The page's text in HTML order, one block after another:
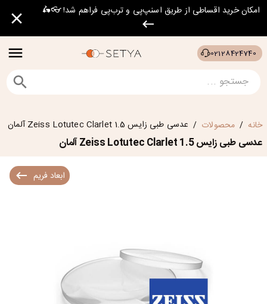
امکان خرید اقساطی از طریق اسنپ‌پی و ترب‌پی فراهم شد! 👓🛵
02128424740
خانه / محصولات / عدسی طبی زایس Zeiss Lotutec Clarlet 1.5 آلمان
عدسی طبی زایس Zeiss Lotutec Clarlet 1.5 آلمان
ابعاد فریم